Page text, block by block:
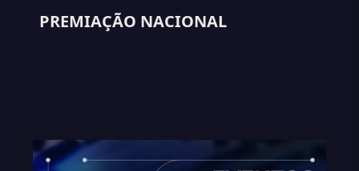
PREMIAÇÃO NACIONAL